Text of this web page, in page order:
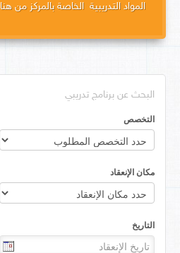
المواد التدريبية الخاصة بالمركز من هنا
البحث عن برنامج تدريبي
التخصص
مكان الإنعقاد
التاريخ